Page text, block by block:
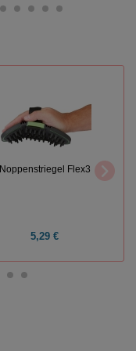
Noppenstriegel Flex3
5,29 €